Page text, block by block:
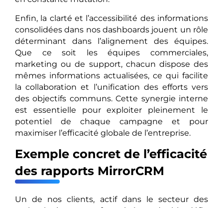
Enfin, la clarté et l’accessibilité des informations
consolidées dans nos dashboards jouent un rôle
déterminant dans l’alignement des équipes.
Que ce soit les équipes commerciales,
marketing ou de support, chacun dispose des
mêmes informations actualisées, ce qui facilite
la collaboration et l’unification des efforts vers
des objectifs communs. Cette synergie interne
est essentielle pour exploiter pleinement le
potentiel de chaque campagne et pour
maximiser l’efficacité globale de l’entreprise.
Exemple concret de l’efficacité
des rapports MirrorCRM
Un de nos clients, actif dans le secteur des